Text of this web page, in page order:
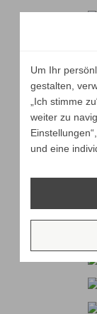
Um Ihr
gestalten,
„Ich stimme
weiter zu
und eine